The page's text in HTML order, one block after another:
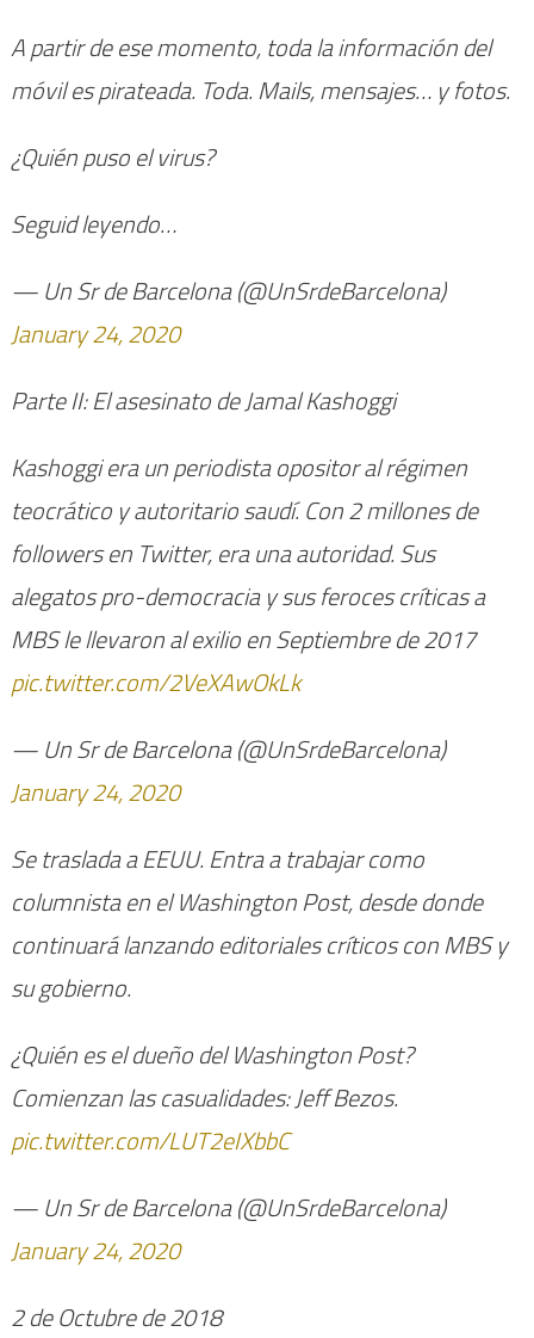
A partir de ese momento, toda la información del
móvil es pirateada. Toda. Mails, mensajes… y fotos.
¿Quién puso el virus?
Seguid leyendo…
— Un Sr de Barcelona (@UnSrdeBarcelona)
January 24, 2020
Parte II: El asesinato de Jamal Kashoggi
Kashoggi era un periodista opositor al régimen
teocrático y autoritario saudí. Con 2 millones de
followers en Twitter, era una autoridad. Sus
alegatos pro-democracia y sus feroces críticas a
MBS le llevaron al exilio en Septiembre de 2017
pic.twitter.com/2VeXAwOkLk
— Un Sr de Barcelona (@UnSrdeBarcelona)
January 24, 2020
Se traslada a EEUU. Entra a trabajar como
columnista en el Washington Post, desde donde
continuará lanzando editoriales críticos con MBS y
su gobierno.
¿Quién es el dueño del Washington Post?
Comienzan las casualidades: Jeff Bezos.
pic.twitter.com/LUT2eIXbbC
— Un Sr de Barcelona (@UnSrdeBarcelona)
January 24, 2020
2 de Octubre de 2018